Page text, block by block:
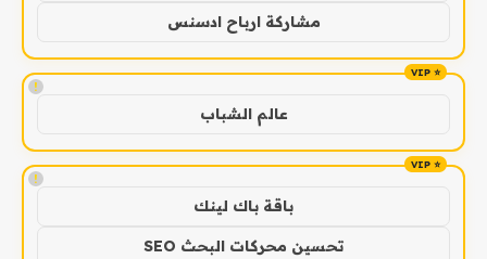
مشاركة ارباح ادسنس
!
عالم الشباب
!
باقة باك لينك
تحسين محركات البحث SEO